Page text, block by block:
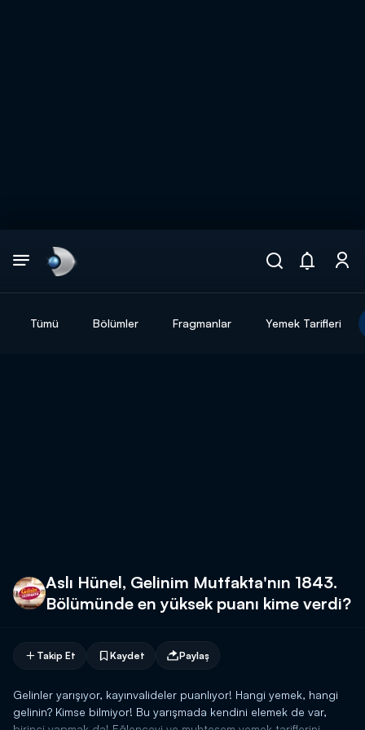
Tümü Bölümler Fragmanlar Yemek Tarifleri
Aslı Hünel, Gelinim Mutfakta'nın 1843.
Bölümünde en yüksek puanı kime verdi?
Takip Et Kaydet Paylaş
Gelinler yarışıyor, kayınvalideler puanlıyor! Hangi yemek, hangi
gelinin? Kimse bilmiyor! Bu yarışmada kendini elemek de var,